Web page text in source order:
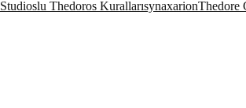
Studioslu Thedoros KurallarısynaxarionThedore